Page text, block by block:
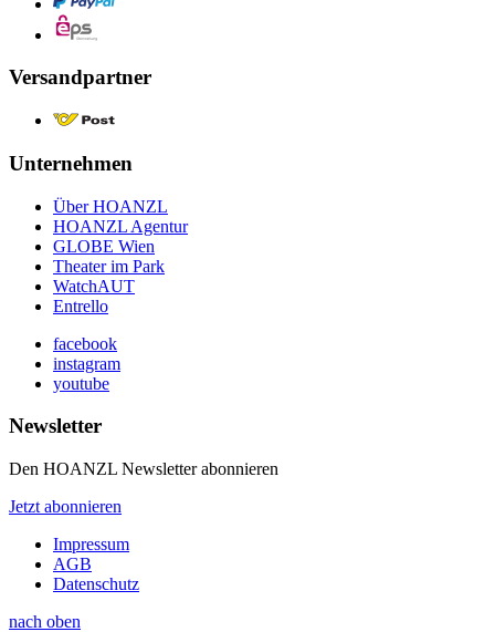
Versandpartner
Unternehmen
Über HOANZL
HOANZL Agentur
GLOBE Wien
Theater im Park
WatchAUT
Entrello
facebook
instagram
youtube
Newsletter
Den HOANZL Newsletter abonnieren
Jetzt abonnieren
Impressum
AGB
Datenschutz
nach oben